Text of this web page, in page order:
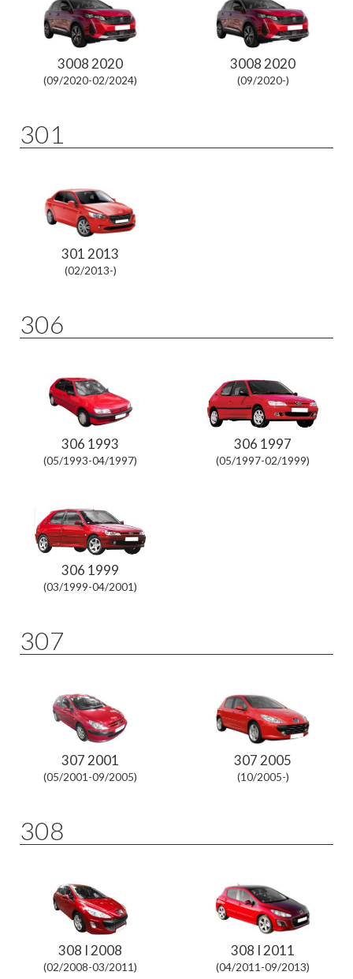
3008 2020
(09/2020-02/2024)
3008 2020
(09/2020-)
301
301 2013
(02/2013-)
306
306 1993
(05/1993-04/1997)
306 1997
(05/1997-02/1999)
306 1999
(03/1999-04/2001)
307
307 2001
(05/2001-09/2005)
307 2005
(10/2005-)
308
308 I 2008
(02/2008-03/2011)
308 I 2011
(04/2011-09/2013)